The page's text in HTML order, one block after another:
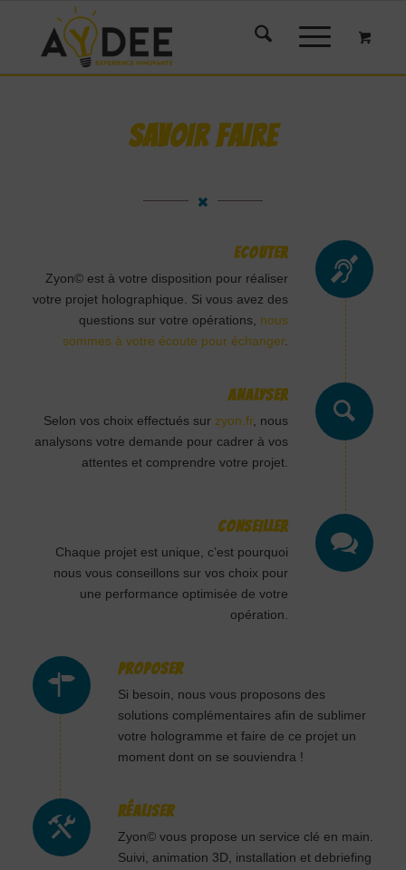
SAVOIR FAIRE
ECOUTER
Zyon© est à votre disposition pour réaliser
votre projet holographique. Si vous avez des
questions sur votre opérations, nous
sommes à votre écoute pour échanger.
ANALYSER
Selon vos choix effectués sur zyon.fr, nous
analysons votre demande pour cadrer à vos
attentes et comprendre votre projet.
CONSEILLER
Chaque projet est unique, c’est pourquoi
nous vous conseillons sur vos choix pour
une performance optimisée de votre
opération.
PROPOSER
Si besoin, nous vous proposons des
solutions complémentaires afin de sublimer
votre hologramme et faire de ce projet un
moment dont on se souviendra !
RÉALISER
Zyon© vous propose un service clé en main.
Suivi, animation 3D, installation et debriefing